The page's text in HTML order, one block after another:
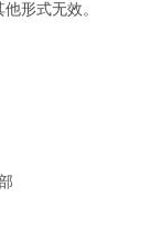
形式无效。